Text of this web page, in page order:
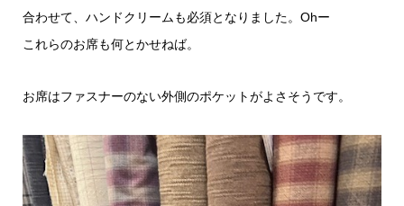
合わせて、ハンドクリームも必須となりました。Ohー
これらのお席も何とかせねば。
お席はファスナーのない外側のポケットがよさそうです。